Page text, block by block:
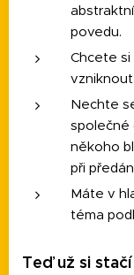
povedu.
Chcete
Nechte
společné
někoho
při
Máte v
téma
Teď už si